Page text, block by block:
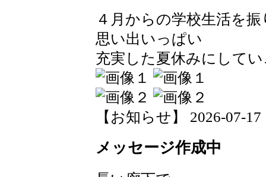
４月からの学校生活を
思い出いっぱい
充実した夏休みにして
【お知らせ】 2026-07-17
メッセージ作成中